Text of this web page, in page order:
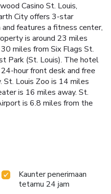
Casino St. Louis,
City offers 3-star
features a fitness center,
is around 23 miles
miles from Six Flags St.
Park (St. Louis). The hotel
hour front desk and free
Louis Zoo is 14 miles
is 16 miles away. St.
is 6.8 miles from the
Kaunter penerimaan
tetamu 24 jam